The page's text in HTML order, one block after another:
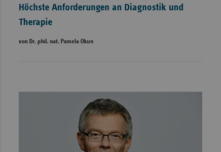
Höchste Anforderungen an Diagnostik und
Therapie
von Dr. phil. nat. Pamela Okun